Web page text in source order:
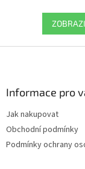
Informace pro
Jak nakupovat
Obchodní podmínky
Podmínky ochrany